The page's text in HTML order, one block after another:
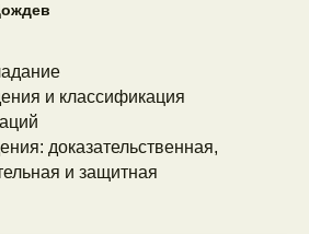
и классификация
доказательственная,
и защитная